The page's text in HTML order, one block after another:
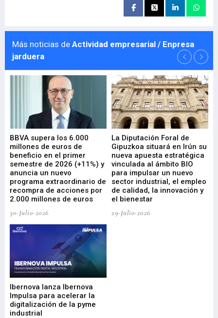
Más noticias de Actividad empresarial / Enpresa
jarduera
BBVA supera los 6.000
millones de euros de
beneficio en el primer
semestre de 2026 (+11%) y
anuncia un nuevo
programa extraordinario de
recompra de acciones por
2.000 millones de euros
30-Julio-2026
La Diputación Foral de
Gipuzkoa situará en Irún su
nueva apuesta estratégica
vinculada al ámbito BIO
para impulsar un nuevo
sector industrial, el empleo
de calidad, la innovación y
el bienestar
29-Julio-2026
Ibernova lanza Ibernova
Impulsa para acelerar la
digitalización de la pyme
industrial